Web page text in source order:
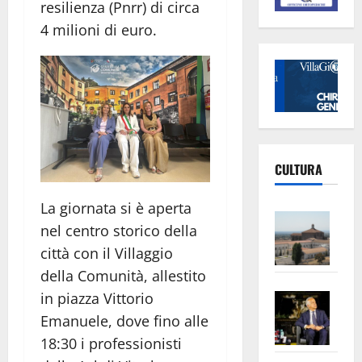
resilienza (Pnrr) di circa
4 milioni di euro.
La giornata si è aperta
nel centro storico della
città con il Villaggio
della Comunità, allestito
in piazza Vittorio
Emanuele, dove fino alle
18:30 i professionisti
CULTURA
apre